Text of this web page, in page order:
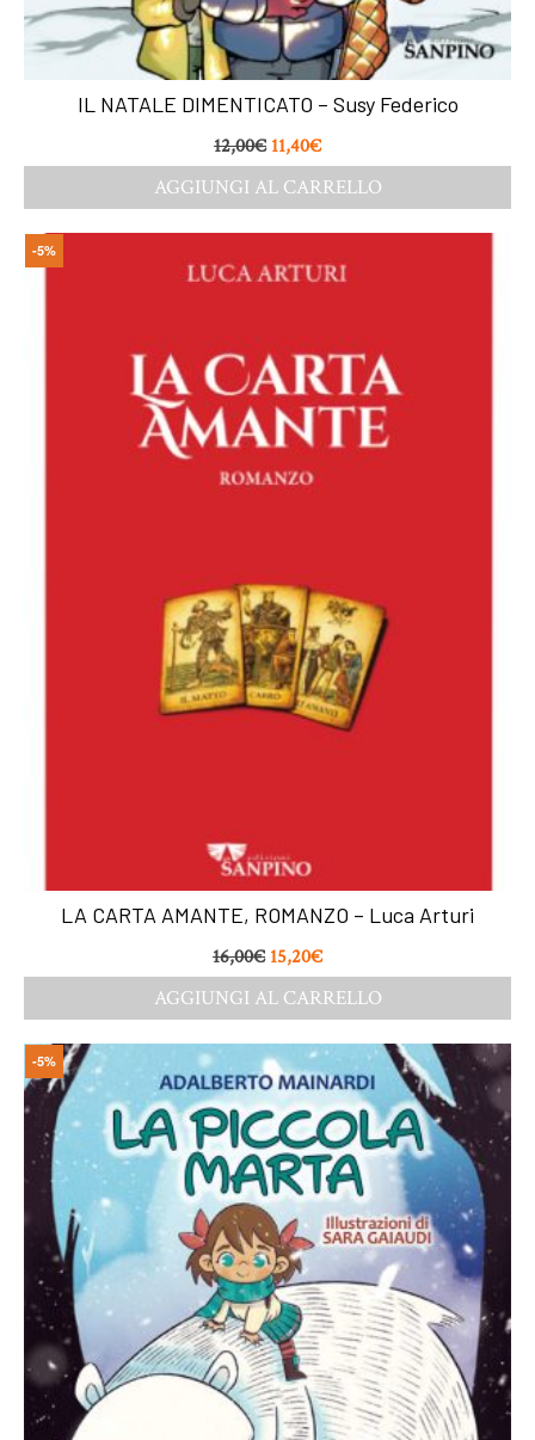
IL NATALE DIMENTICATO – Susy Federico
12,00€ 11,40€
AGGIUNGI AL CARRELLO
-5%
LA CARTA AMANTE, ROMANZO – Luca Arturi
16,00€ 15,20€
AGGIUNGI AL CARRELLO
-5%